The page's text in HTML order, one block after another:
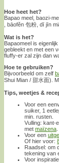
Hoe heet het?
Bapao meel, baozi-
, bāofěn 包粉, dī jīn
Wat is het?
Bapaomeel is
gebleekt en met een
fluffy-er zal zijn dan
Hoe te gebruiken?
Bijvoorbeeld om zelf
Shui Mian / 甜水面).
Tips, weetjes &
Voor een
suiker, 1
min. rusten.
Vulling: kant-
met maïzena
Voor een
Of hier voor:
Raadsel: om
tekening van
Voor